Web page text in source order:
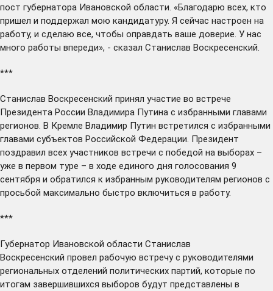
пост губернатора Ивановской области. «Благодарю всех, кто
пришел и поддержал мою кандидатуру. Я сейчас настроен на
работу, и сделаю все, чтобы оправдать ваше доверие. У нас
много работы впереди», - сказал Станислав Воскресенский.
***
Станислав Воскресенский принял участие во встрече
Президента России Владимира Путина с избранными главами
регионов. В Кремле Владимир Путин встретился с избранными
главами субъектов Российской Федерации. Президент
поздравил всех участников встречи с победой на выборах –
уже в первом туре – в ходе единого дня голосования 9
сентября и обратился к избранным руководителям регионов с
просьбой максимально быстро включиться в работу.
***
Губернатор Ивановской области Станислав
Воскресенский провел рабочую встречу с руководителями
региональных отделений политических партий, которые по
итогам завершившихся выборов будут представлены в